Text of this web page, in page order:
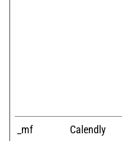
_mf Calendly